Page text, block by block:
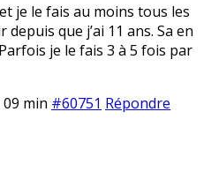
je le fais au moins tous les
que j’ai 11 ans. Sa en
je le fais 3 à 5 fois par
min #60751 Répondre